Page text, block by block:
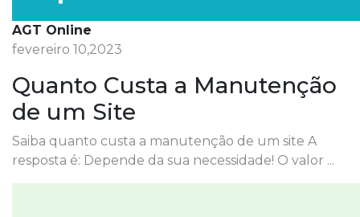
AGT Online
fevereiro 10,2023
Quanto Custa a Manutenção
de um Site
Saiba quanto custa a manutenção de um site A
resposta é: Depende da sua necessidade! O valor ...